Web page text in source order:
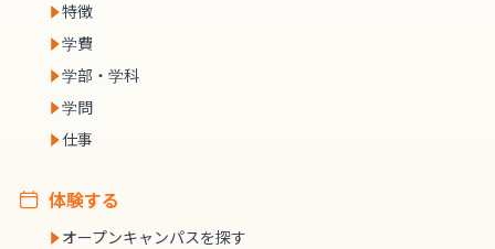
特徴
学費
学部・学科
学問
仕事
体験する
オープンキャンパスを探す